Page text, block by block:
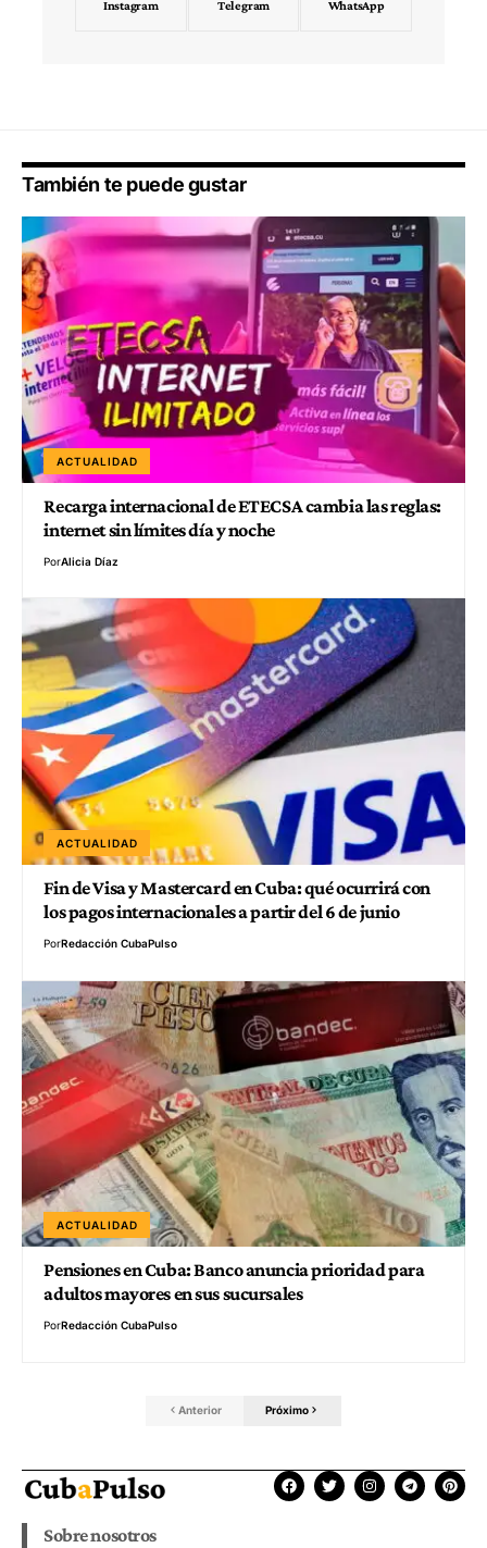
Instagram Telegram WhatsApp
También te puede gustar
ACTUALIDAD
Recarga internacional de ETECSA cambia las reglas:
internet sin límites día y noche
PorAlicia Díaz
ACTUALIDAD
Fin de Visa y Mastercard en Cuba: qué ocurrirá con
los pagos internacionales a partir del 6 de junio
PorRedacción CubaPulso
ACTUALIDAD
Pensiones en Cuba: Banco anuncia prioridad para
adultos mayores en sus sucursales
PorRedacción CubaPulso
Anterior Próximo
Sobre nosotros